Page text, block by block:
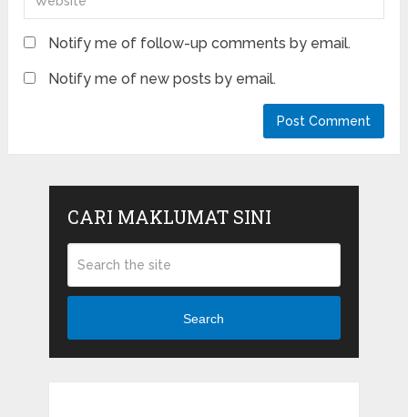
Notify me of follow-up comments by email.
Notify me of new posts by email.
CARI MAKLUMAT SINI
Search